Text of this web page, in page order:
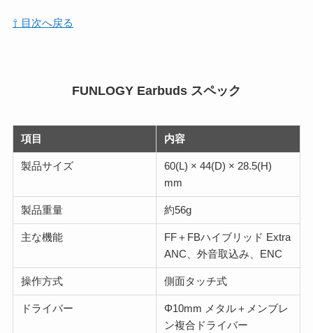
⇧ 目次へ戻る
FUNLOGY Earbuds スペック
項目 内容
製品サイズ
60(L) × 44(D) × 28.5(H)
mm
製品重量 約56g
主な機能
FF＋FBハイブリッド Extra
ANC、外音取込み、ENC
操作方式 側面タッチ式
ドライバー
Φ10mm メタル＋メンブレ
ン複合ドライバー